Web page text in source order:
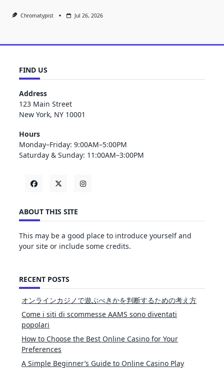
Chromatypist Jul 26, 2026
FIND US
Address
123 Main Street
New York, NY 10001
Hours
Monday–Friday: 9:00AM–5:00PM
Saturday & Sunday: 11:00AM–3:00PM
ABOUT THIS SITE
This may be a good place to introduce yourself and
your site or include some credits.
RECENT POSTS
オンラインカジノで遊ぶべきかを判断するための考え方
Come i siti di scommesse AAMS sono diventati
popolari
How to Choose the Best Online Casino for Your
Preferences
A Simple Beginner’s Guide to Online Casino Play